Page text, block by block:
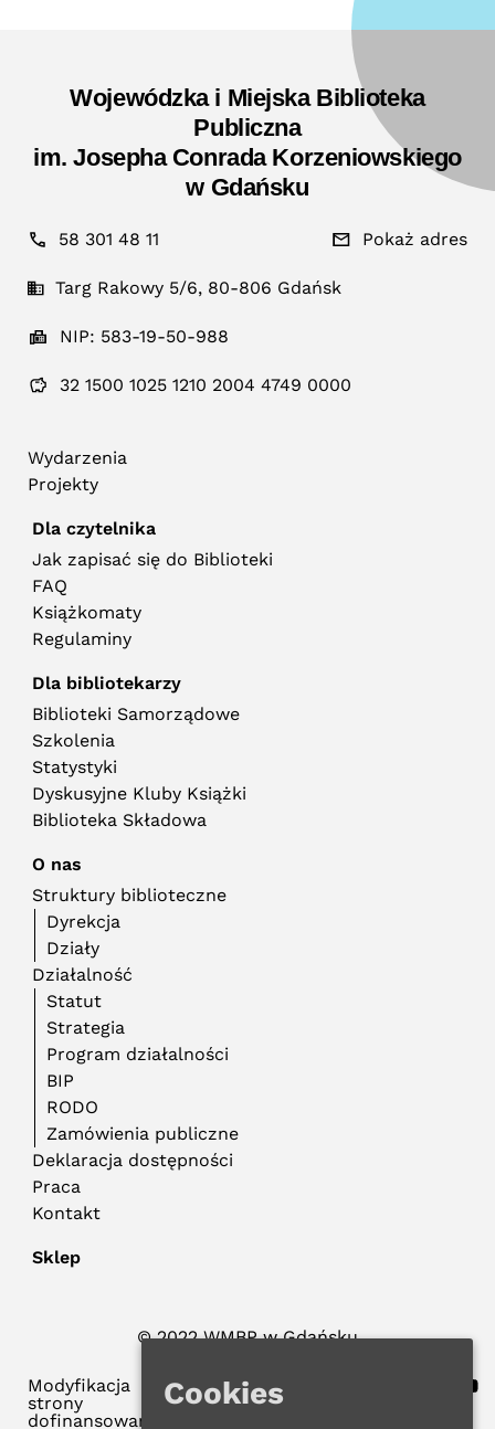
Wojewódzka i Miejska Biblioteka
Publiczna
im. Josepha Conrada Korzeniowskiego
w Gdańsku
58 301 48 11 Pokaż adres
Targ Rakowy 5/6, 80-806 Gdańsk
NIP: 583-19-50-988
32 1500 1025 1210 2004 4749 0000
Wydarzenia
Projekty
Dla czytelnika
Jak zapisać się do Biblioteki
FAQ
Książkomaty
Regulaminy
Dla bibliotekarzy
Biblioteki Samorządowe
Szkolenia
Statystyki
Dyskusyjne Kluby Książki
Biblioteka Składowa
O nas
Struktury biblioteczne
Dyrekcja
Działy
Działalność
Statut
Strategia
Program działalności
BIP
RODO
Zamówienia publiczne
Deklaracja dostępności
Praca
Kontakt
Sklep
© 2022 WMBP w Gdańsku
Modyfikacja
strony
dofinansowana
Cookies